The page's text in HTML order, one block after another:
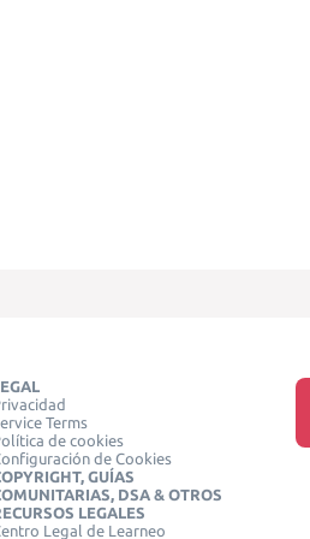
Terms
de cookies
de Cookies
GUÍAS
DSA & OTROS
LEGALES
Legal de Learneo